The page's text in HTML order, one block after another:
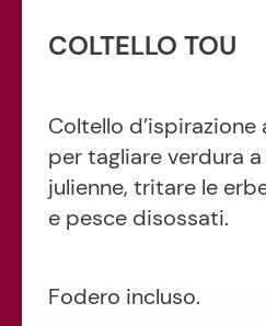
COLTELLO TOU
Coltello
per tagliare verdura
julienne, tritare le
e pesce disossati.
Fodero incluso.